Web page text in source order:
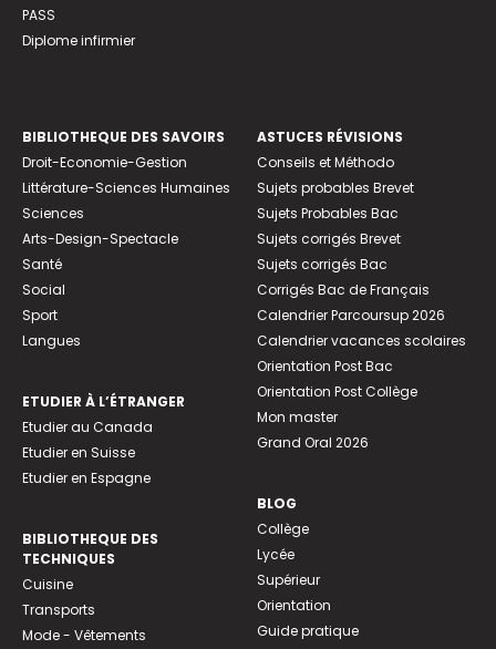
PASS
Diplome infirmier
BIBLIOTHEQUE DES SAVOIRS
Droit-Economie-Gestion
Littérature-Sciences Humaines
Sciences
Arts-Design-Spectacle
Santé
Social
Sport
Langues
ETUDIER À L’ÉTRANGER
Etudier au Canada
Etudier en Suisse
Etudier en Espagne
BIBLIOTHEQUE DES
TECHNIQUES
Cuisine
Transports
Mode - Vêtements
ASTUCES RÉVISIONS
Conseils et Méthodo
Sujets probables Brevet
Sujets Probables Bac
Sujets corrigés Brevet
Sujets corrigés Bac
Corrigés Bac de Français
Calendrier Parcoursup 2026
Calendrier vacances scolaires
Orientation Post Bac
Orientation Post Collège
Mon master
Grand Oral 2026
BLOG
Collège
Lycée
Supérieur
Orientation
Guide pratique